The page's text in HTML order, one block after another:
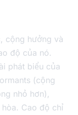
cộng hưởng và
độ của nó.
phát biểu của
(cộng
nhỏ hơn),
Cao độ chỉ